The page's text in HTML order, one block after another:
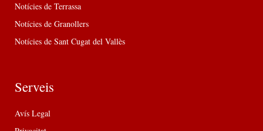
Notícies de Terrassa
Notícies de Granollers
Notícies de Sant Cugat del Vallès
Serveis
Avís Legal